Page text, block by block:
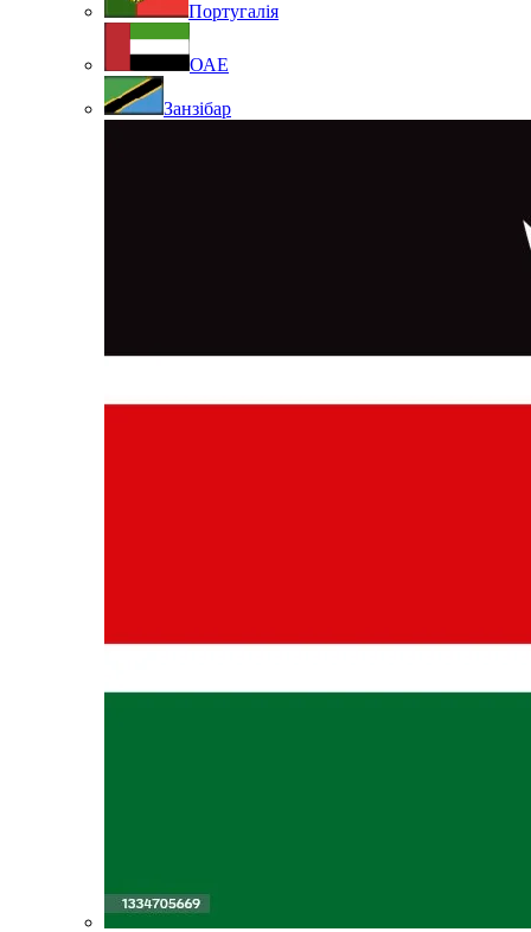
Португалія
ОАЕ
Занзібар